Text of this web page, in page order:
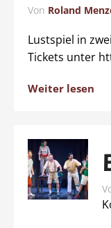
Von Roland
Lustspiel in
Tickets unter
Weiter lesen